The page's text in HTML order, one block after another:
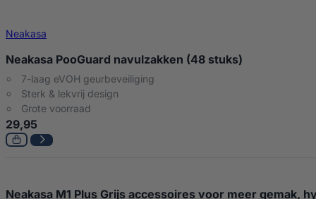
Neakasa
Neakasa PooGuard navulzakken (48 stuks)
7-laag eVOH geurbeveiliging
Sterk & lekvrij design
Grote voorraad
29,95
Neakasa M1 Plus Grijs accessoires voor meer gemak,